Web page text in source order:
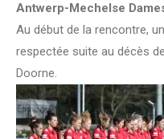
Antwerp-Mechelse
Au début de la rencontre,
respectée suite au décès
Doorne.